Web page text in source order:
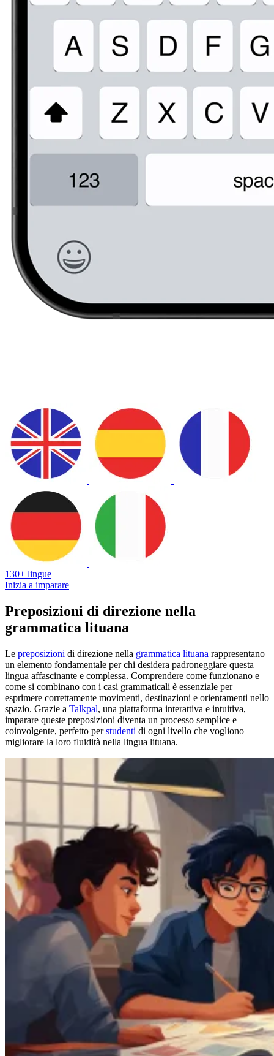
130+ lingue
Inizia a imparare
Preposizioni di direzione nella
grammatica lituana
Le preposizioni di direzione nella grammatica lituana rappresentano
un elemento fondamentale per chi desidera padroneggiare questa
lingua affascinante e complessa. Comprendere come funzionano e
come si combinano con i casi grammaticali è essenziale per
esprimere correttamente movimenti, destinazioni e orientamenti nello
spazio. Grazie a Talkpal, una piattaforma interattiva e intuitiva,
imparare queste preposizioni diventa un processo semplice e
coinvolgente, perfetto perstudenti di ogni livello che vogliono
migliorare la loro fluidità nella lingua lituana.